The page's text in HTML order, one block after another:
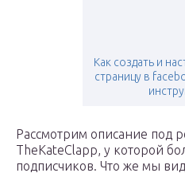
Как создать и
страницу в
Рассмотрим описание под
TheKateClapp, у которой
подписчиков. Что же мы